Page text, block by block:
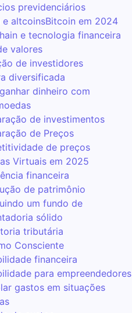
previdenciários
e altcoinsBitcoin em 2024
e tecnologia financeira
valores
de investidores
diversificada
dinheiro com
de investimentos
de Preços
de preços
Virtuais em 2025
financeira
de patrimônio
um fundo de
sólido
tributária
Consciente
financeira
para empreendedores
gastos em situações